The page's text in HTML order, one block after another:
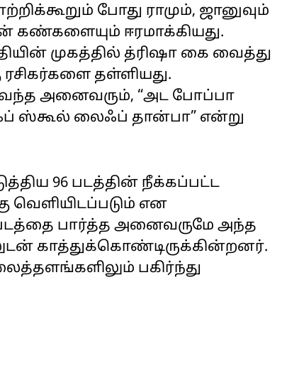
போது ராமும், ஜானுவும்
கண்களையும் ஈரமாக்கியது.
முகத்தில் த்ரிஷா கை வைத்து
தள்ளியது.
வந்த அனைவரும், “அட போப்பா
ஸ்கூல் லைஃப் தான்பா” என்று
96 படத்தின் நீக்கப்பட்ட
வெளியிடப்படும் என
பார்த்த அனைவருமே அந்த
காத்துக்கொண்டிருக்கின்றனர்.
பகிர்ந்து